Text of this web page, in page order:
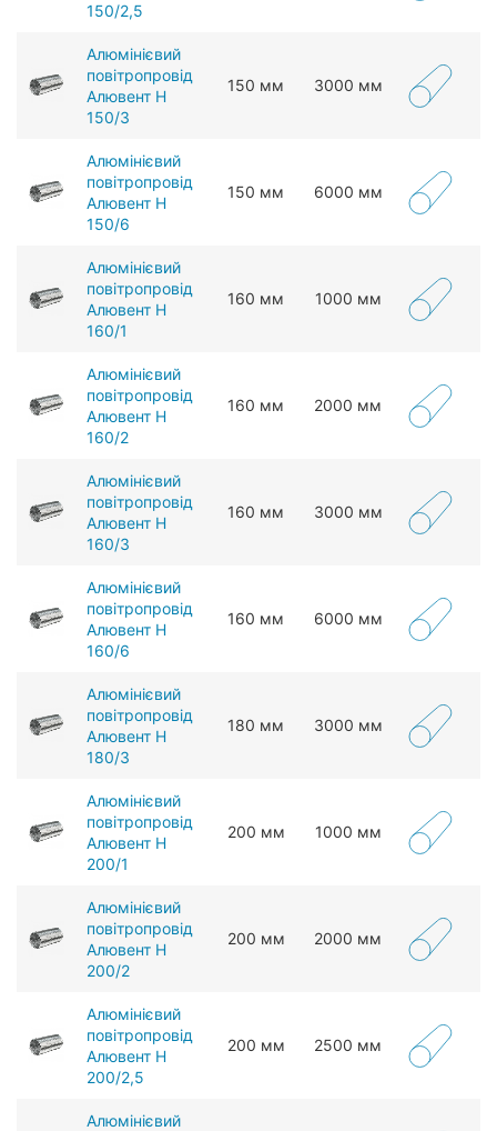
150/2,5
Алюмінієвий
повітропровід
Алювент Н
150/3
150 мм 3000 мм
Алюмінієвий
повітропровід
Алювент Н
150/6
150 мм 6000 мм
Алюмінієвий
повітропровід
Алювент Н
160/1
160 мм 1000 мм
Алюмінієвий
повітропровід
Алювент Н
160/2
160 мм 2000 мм
Алюмінієвий
повітропровід
Алювент Н
160/3
160 мм 3000 мм
Алюмінієвий
повітропровід
Алювент Н
160/6
160 мм 6000 мм
Алюмінієвий
повітропровід
Алювент Н
180/3
180 мм 3000 мм
Алюмінієвий
повітропровід
Алювент Н
200/1
200 мм 1000 мм
Алюмінієвий
повітропровід
Алювент Н
200/2
200 мм 2000 мм
Алюмінієвий
повітропровід
Алювент Н
200/2,5
200 мм 2500 мм
Алюмінієвий